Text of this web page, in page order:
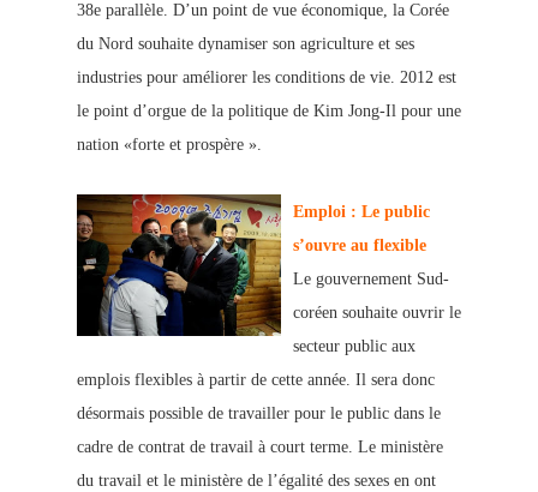
38e parallèle. D’un point de vue économique, la Corée
du Nord souhaite dynamiser son agriculture et ses
industries pour améliorer les conditions de vie. 2012 est
le point d’orgue de la politique de Kim Jong-Il pour une
nation «forte et prospère ».
Emploi : Le public
s’ouvre au flexible
Le gouvernement Sud-
coréen souhaite ouvrir le
secteur public aux
emplois flexibles à partir de cette année. Il sera donc
désormais possible de travailler pour le public dans le
cadre de contrat de travail à court terme. Le ministère
du travail et le ministère de l’égalité des sexes en ont